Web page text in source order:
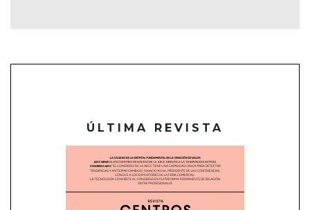
ÚLTIMA REVISTA